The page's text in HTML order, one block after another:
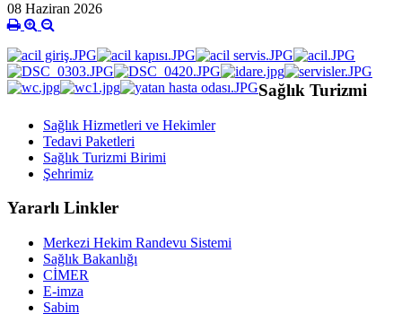
08 Haziran 2026
Sağlık Turizmi
Sağlık Hizmetleri ve Hekimler
Tedavi Paketleri
Sağlık Turizmi Birimi
Şehrimiz
Yararlı Linkler
Merkezi Hekim Randevu Sistemi
Sağlık Bakanlığı
CİMER
E-imza
Sabim